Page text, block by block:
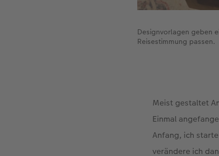
Designvorlagen geben
Reisestimmung passen.
Meist gestaltet
Einmal
Anfang, ich
verändere ich